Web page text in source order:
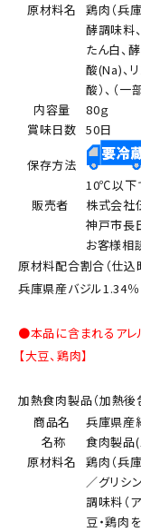
原材料名
鶏肉（兵
酵調味料
たん白、
酸(Na)、
酸）、（
内容量
80ｇ
賞味日数 50日
保存方法
10℃以下
販売者
株式会社
神戸市長
お客様相
原材料配合割合（仕込
兵庫県産バジル1.34％
●本品に含まれるアレ
【大豆、鶏肉】
加熱食肉製品（加熱後
商品名
兵庫県産
名称
食肉製品(
原材料名
鶏肉（兵
／グリシ
調味料（
豆・鶏肉